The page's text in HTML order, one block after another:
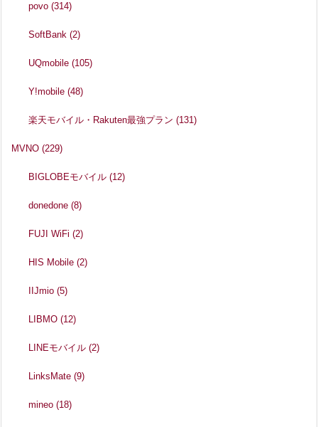
povo(314)
SoftBank(2)
UQmobile(105)
Y!mobile(48)
楽天モバイル・Rakuten最強プラン(131)
MVNO (229)
BIGLOBEモバイル(12)
donedone(8)
FUJI WiFi(2)
HIS Mobile(2)
IIJmio(5)
LIBMO(12)
LINEモバイル(2)
LinksMate(9)
mineo(18)